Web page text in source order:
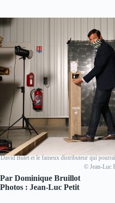
David Butet et le fameux distributeur qui
© Jean-Luc
Par Dominique Bruillot
Photos : Jean-Luc Petit